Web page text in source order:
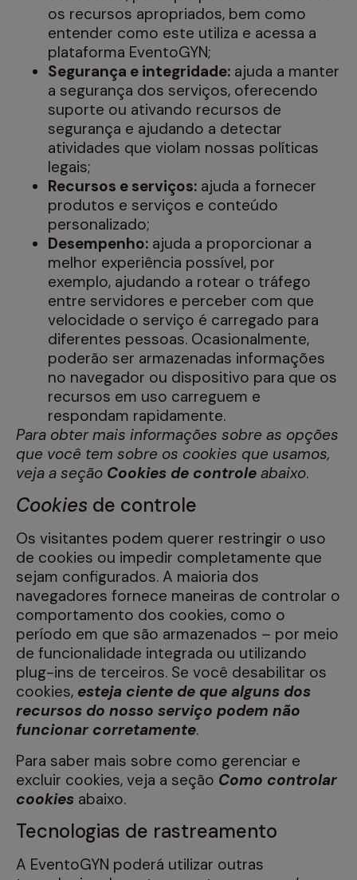
os recursos apropriados, bem como
entender como este utiliza e acessa a
plataforma EventoGYN;
Segurança e integridade: ajuda a manter
a segurança dos serviços, oferecendo
suporte ou ativando recursos de
segurança e ajudando a detectar
atividades que violam nossas políticas
legais;
Recursos e serviços: ajuda a fornecer
produtos e serviços e conteúdo
personalizado;
Desempenho: ajuda a proporcionar a
melhor experiência possível, por
exemplo, ajudando a rotear o tráfego
entre servidores e perceber com que
velocidade o serviço é carregado para
diferentes pessoas. Ocasionalmente,
poderão ser armazenadas informações
no navegador ou dispositivo para que os
recursos em uso carreguem e
respondam rapidamente.
Para obter mais informações sobre as opções
que você tem sobre os cookies que usamos,
veja a seção Cookies de controle abaixo.
Cookies de controle
Os visitantes podem querer restringir o uso
de cookies ou impedir completamente que
sejam configurados. A maioria dos
navegadores fornece maneiras de controlar o
comportamento dos cookies, como o
período em que são armazenados – por meio
de funcionalidade integrada ou utilizando
plug-ins de terceiros. Se você desabilitar os
cookies, esteja ciente de que alguns dos
recursos do nosso serviço podem não
funcionar corretamente.
Para saber mais sobre como gerenciar e
excluir cookies, veja a seção Como controlar
cookies abaixo.
Tecnologias de rastreamento
A EventoGYN poderá utilizar outras